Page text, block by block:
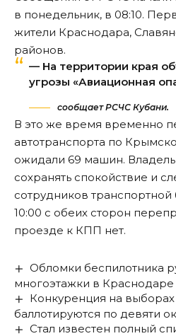
в понедельник, в 08:10.
жители Краснодара,
районов.
— На территории края
угрозы «Авиационная
сообщает РСЧС Кубани.
В это же время временно
автотранспорта по
ожидали 69 машин.
сохранять спокойствие и
сотрудников транспортной
10:00 с обеих сторон
проезде к КПП нет.
Обломки беспилотника
многоэтажки в Краснодаре
Конкуренция на
баллотируются по девяти
Стал известен полный